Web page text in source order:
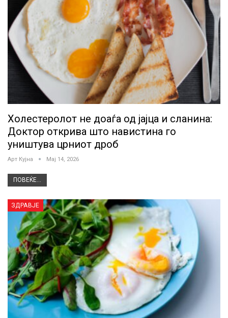
Холестеролот не доаѓа од јајца и сланина:
Доктор открива што навистина го
уништува црниот дроб
Арт Кујна Мај 14, 2026
ПОВЕЌЕ...
ЗДРАВЈЕ